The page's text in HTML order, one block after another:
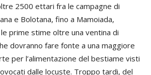
2500 ettari fra le campagne di
e Bolotana, fino a Mamoiada,
prime stime oltre una ventina di
dovranno fare fonte a una maggiore
per l’alimentazione del bestiame visti
dalle locuste. Troppo tardi, del